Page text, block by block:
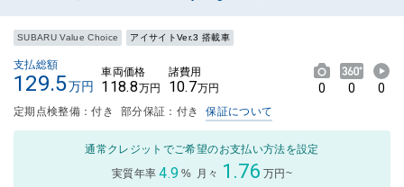
SUBARU Value Choice アイサイトVer.3 搭載車
支払総額
129.5万円
車両価格
118.8万円
諸費用
10.7万円 0 0 0
定期点検整備：付き 部分保証：付き 保証について
通常クレジットでご希望のお支払い方法を設定
実質年率 4.9 % 月々 1.76 万円~